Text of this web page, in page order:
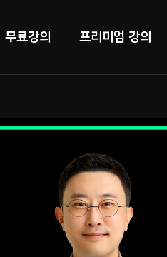
무료강의 프리미엄 강의